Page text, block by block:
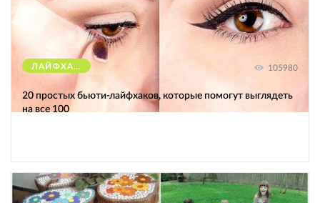
ЛАЙФХАКИ 105980
20 простых бьюти-лайфхаков, которые помогут выглядеть
на все 100